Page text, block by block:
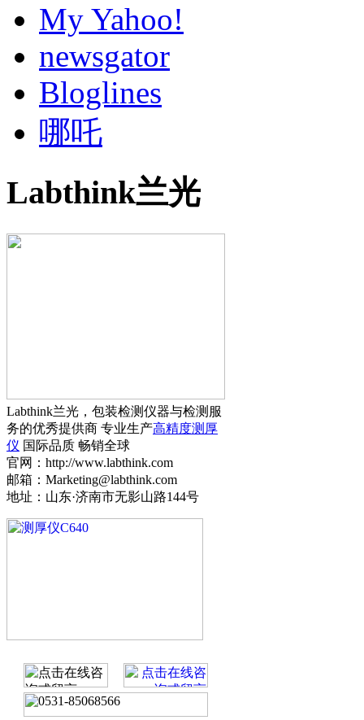
My Yahoo!
newsgator
Bloglines
哪吒
Labthink兰光
Labthink兰光，包装检测仪器与检测服
务的优秀提供商 专业生产高精度测厚
仪 国际品质 畅销全球
官网：http://www.labthink.com
邮箱：Marketing@labthink.com
地址：山东·济南市无影山路144号